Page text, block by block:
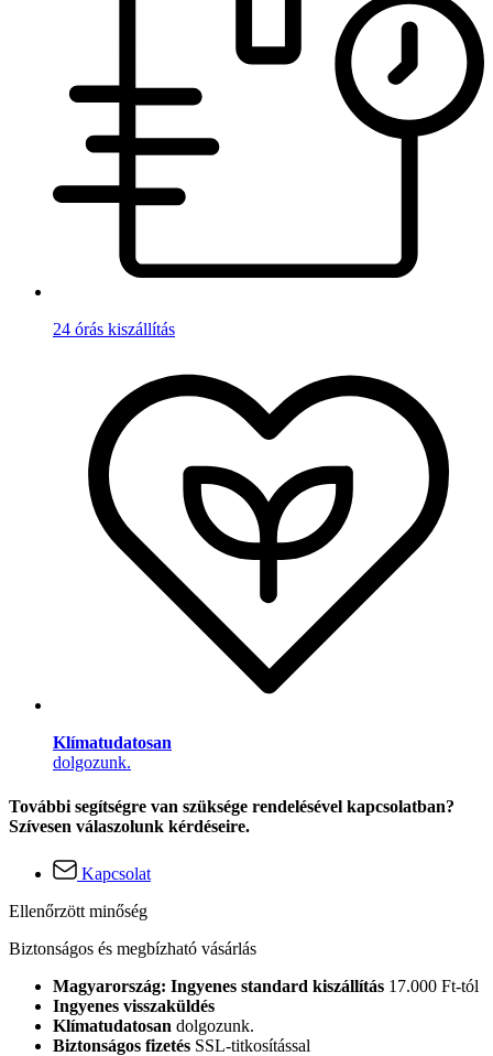
24 órás kiszállítás
Klímatudatosan
dolgozunk.
További segítségre van szüksége rendelésével kapcsolatban?
Szívesen válaszolunk kérdéseire.
Kapcsolat
Ellenőrzött minőség
Biztonságos és megbízható vásárlás
Magyarország: Ingyenes standard kiszállítás 17.000 Ft-tól
Ingyenes visszaküldés
Klímatudatosan dolgozunk.
Biztonságos fizetés SSL-titkosítással